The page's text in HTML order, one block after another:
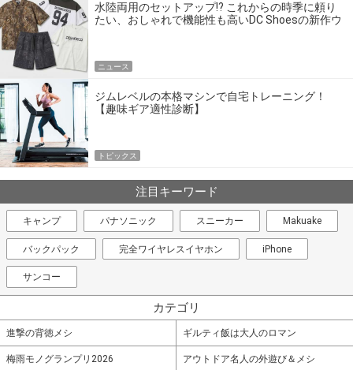
水陸両用のセットアップ!? これからの時季に頼り
たい、おしゃれで機能性も高いDC Shoesの新作ウ
ニュース
ジムレベルの本格マシンで自宅トレーニング！
【趣味ギア適性診断】
トピックス
注目キーワード
キャンプ パナソニック スニーカー Makuake
バックパック 完全ワイヤレスイヤホン iPhone
サンコー
カテゴリ
進撃の背徳メシ ギルティ飯は大人のロマン
梅雨モノグランプリ2026 アウトドア名人の外遊び＆メシ